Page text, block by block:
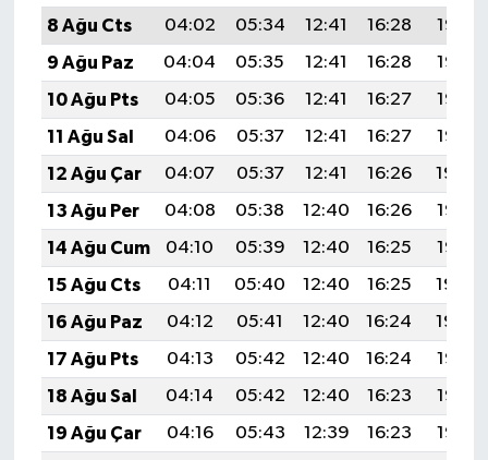
8 Ağu Cts
04:02 05:34 12:41 16:28
19:38
9 Ağu Paz
04:04 05:35 12:41 16:28
19:37
10 Ağu Pts
04:05 05:36 12:41 16:27
19:36
11 Ağu Sal
04:06 05:37 12:41 16:27
19:35
12 Ağu Çar
04:07 05:37 12:41 16:26
19:34
13 Ağu Per
04:08 05:38 12:40 16:26
19:33
14 Ağu Cum
04:10 05:39 12:40 16:25
19:32
15 Ağu Cts
04:11 05:40 12:40 16:25
19:30
16 Ağu Paz
04:12 05:41 12:40 16:24
19:29
17 Ağu Pts
04:13 05:42 12:40 16:24
19:28
18 Ağu Sal
04:14 05:42 12:40 16:23
19:27
19 Ağu Çar
04:16 05:43 12:39 16:23
19:25